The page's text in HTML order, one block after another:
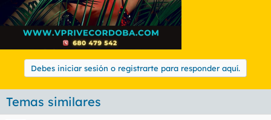
Debes iniciar sesión o registrarte para responder aquí.
Temas similares